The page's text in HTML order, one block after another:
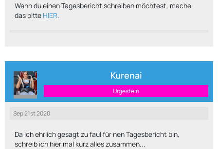
Wenn du einen Tagesbericht schreiben möchtest, mache
das bitte HIER.
Kurenai
Urgestein
Sep 21st 2020
Da ich ehrlich gesagt zu faul für nen Tagesbericht bin,
schreib ich hier mal kurz alles zusammen...